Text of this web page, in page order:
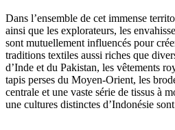
Dans l’ensemble de cet immense
ainsi que les explorateurs, les
sont mutuellement influencés pour
traditions textiles aussi riches que
d’Inde et du Pakistan, les vêtements
tapis perses du Moyen-Orient, les
centrale et une vaste série de tissus à
une cultures distinctes d’Indonésie